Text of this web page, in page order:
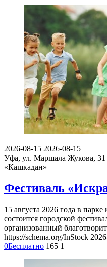
2026-08-15 2026-08-15
Уфа, ул. Маршала Жукова, 31
«Кашкадан»
Фестиваль
15 августа 2026 года в
состоится городской
организованный
https://schema.org/InStock
0Бесплатно 165 1